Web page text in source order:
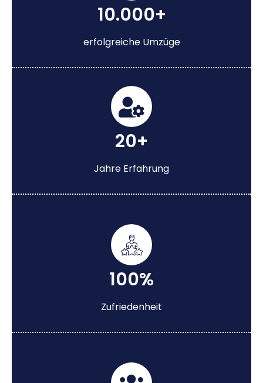
10.000+
erfolgreiche Umzüge
20+
Jahre Erfahrung
100%
Zufriedenheit